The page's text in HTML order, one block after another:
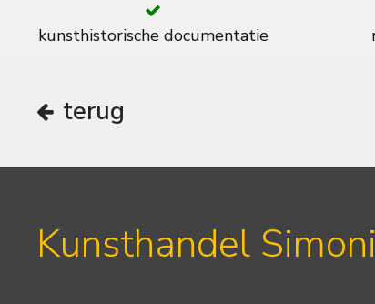
kunsthistorische documentatie
terug
Kunsthandel